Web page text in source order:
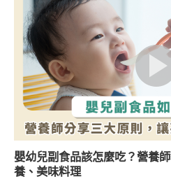
嬰幼兒副食品該怎麼吃？營養
養、美味料理